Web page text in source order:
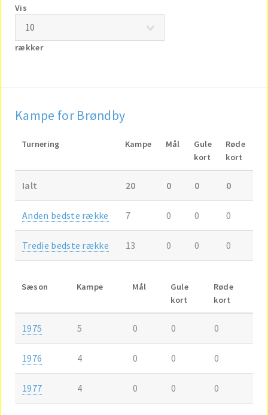
Vis
rækker
Kampe for Brøndby
Turnering Kampe Mål
Gule
kort
Røde
kort
Ialt 20 0 0 0
Anden bedste række 7 0 0 0
Tredie bedste række 13 0 0 0
Sæson Kampe Mål
Gule
kort
Røde
kort
1975 5 0 0 0
1976 4 0 0 0
1977 4 0 0 0